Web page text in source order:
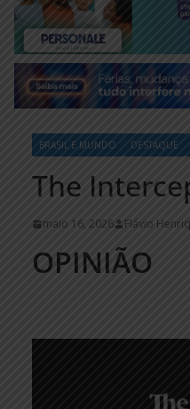
BRASIL E MUNDO DESTAQUE
The
maio 16, 2026 Flávio
OPINIÃO